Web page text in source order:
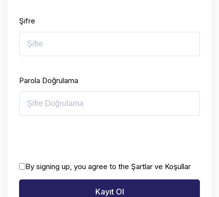
Şifre
Parola Doğrulama
By signing up, you agree to the Şartlar ve Koşullar
Kayıt Ol